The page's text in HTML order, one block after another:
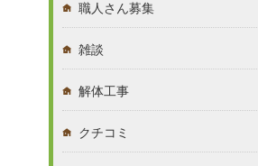
職人さん募集
雑談
解体工事
クチコミ